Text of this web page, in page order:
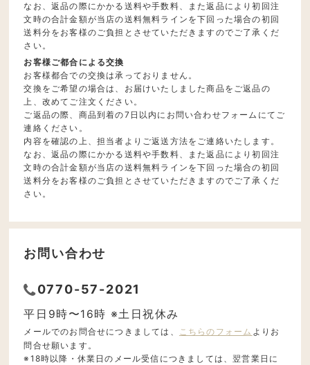
なお、返品の際にかかる送料や手数料、また返品により初回注
文時の合計金額が当店の送料無料ラインを下回った場合の初回
送料分をお客様のご負担とさせていただきますのでご了承くだ
さい。
お客様ご都合による交換
お客様都合での交換は承っておりません。
交換をご希望の場合は、お届けいたしました商品をご返品の
上、改めてご注文ください。
ご返品の際、商品到着の7日以内にお問い合わせフォームにてご
連絡ください。
内容を確認の上、担当者よりご返送方法をご連絡いたします。
なお、返品の際にかかる送料や手数料、また返品により初回注
文時の合計金額が当店の送料無料ラインを下回った場合の初回
送料分をお客様のご負担とさせていただきますのでご了承くだ
さい。
お問い合わせ
0770-57-2021
平日9時〜16時 ※土日祝休み
メールでのお問合せにつきましては、 こちらのフォーム よりお
問合せ願います。
※18時以降・休業日のメール受信につきましては、翌営業日に